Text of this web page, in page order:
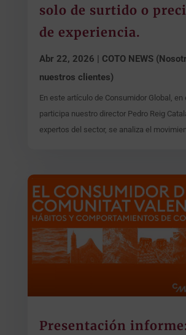
solo de surtido o
de experiencia.
Abr 22, 2026 | COTO NEWS
nuestros clientes)
En este artículo de Consumidor Global, en
participa nuestro director Pedro Reig
expertos del sector, se analiza el
Presentación informe: